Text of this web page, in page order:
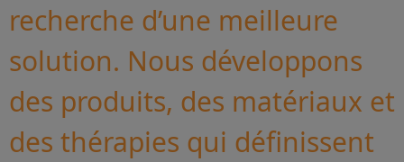
recherche d’une meilleure
solution. Nous développons
des produits, des matériaux et
des thérapies qui définissent